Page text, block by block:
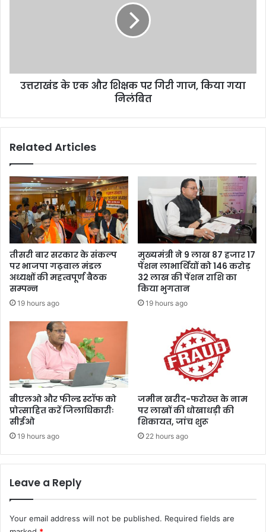
किया
उत्तराखंड के एक और शिक्षक पर गिरी गाज, किया गया
निलंबित
Related Articles
तीसरी बार सरकार के संकल्प
पर भाजपा गढ़वाल मंडल
अध्यक्षों की महत्वपूर्ण बैठक
सम्पन्न
19 hours ago
मुख्यमंत्री ने 9 लाख 87 हजार 17
पेंशन लाभार्थियों को 146 करोड़
32 लाख की पेंशन राशि का
किया भुगतान
19 hours ago
बीएलओ और फील्ड स्टॉफ को
प्रोत्साहित करें जिलाधिकारीः
सीईओ
19 hours ago
जमीन खरीद-फरोख्त के नाम
पर लाखों की धोखाधड़ी की
शिकायत, जांच शुरू
22 hours ago
Leave a Reply
Your email address will not be published. Required fields are